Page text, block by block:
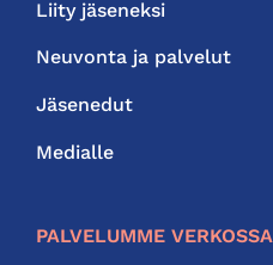
Liity jäseneksi
Neuvonta ja palvelut
Jäsenedut
Medialle
PALVELUMME VERKOSSA